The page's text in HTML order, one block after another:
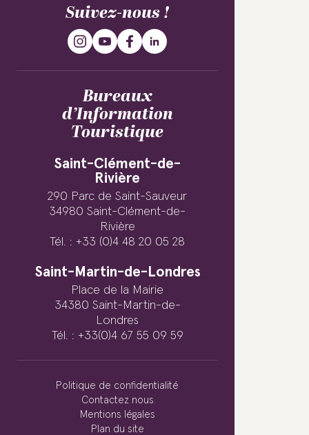
Suivez-nous !
Bureaux
d’Information
Touristique
Saint-Clément-de-
Rivière
290 Parc de Saint-Sauveur
34980 Saint-Clément-de-
Rivière
Tél. : +33 (0)4 48 20 05 28
Saint-Martin-de-Londres
Place de la Mairie
34380 Saint-Martin-de-
Londres
Tél. : +33(0)4 67 55 09 59
Politique de confidentialité
Contactez nous
Mentions légales
Plan du site